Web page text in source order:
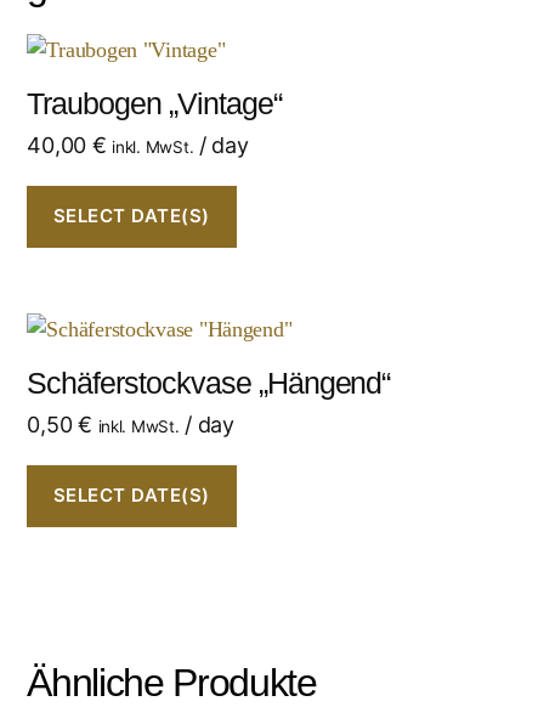
Traubogen „Vintage“
40,00 € inkl. MwSt. / day
SELECT DATE(S)
Schäferstockvase „Hängend“
0,50€ inkl. MwSt. / day
SELECT DATE(S)
Ähnliche Produkte